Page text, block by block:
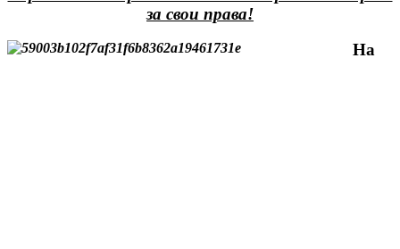
за свои права!
На